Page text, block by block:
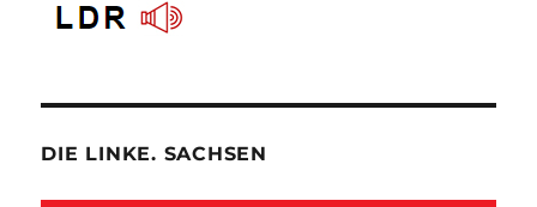
DIE LINKE. SACHSEN